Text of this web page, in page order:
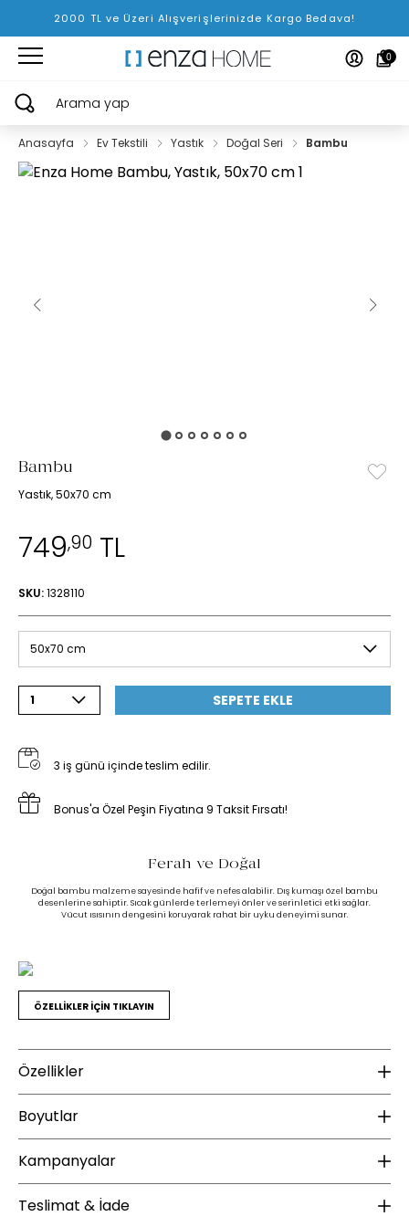
2000 TL ve Üzeri Alışverişlerinizde Kargo Bedava!
0
Arama yap
Anasayfa Ev Tekstili Yastık Doğal Seri Bambu
Bambu
Yastık, 50x70 cm
749,90 TL
SKU:1328110
50x70 cm
1 SEPETE EKLE
3 iş günü içinde teslim edilir.
Bonus'a Özel Peşin Fiyatına 9 Taksit Fırsatı!
Ferah ve Doğal
Doğal bambu malzeme sayesinde hafif ve nefes alabilir. Dış kumaşı özel bambu
desenlerine sahiptir. Sıcak günlerde terlemeyi önler ve serinletici etki sağlar.
Vücut ısısının dengesini koruyarak rahat bir uyku deneyimi sunar.
ÖZELLİKLER İÇİN TIKLAYIN
Özellikler
Yatış pozisyonu :
Yan Yatış - Sırt Üstü Yatış
Yıkama Talimatı :
Boyutlar
Yükseklik (mm) :
Kampanyalar
ÜCRETSİZ KARGO
Teslimat & İade